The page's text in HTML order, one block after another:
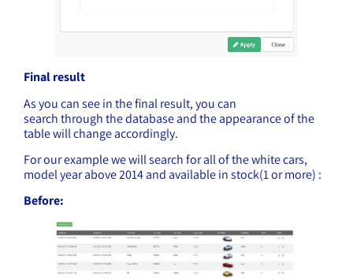
Final result
As you can see in the final result, you can
search through the database and the appearance of the
table will change accordingly.
For our example we will search for all of the white cars,
model year above 2014 and available in stock(1 or more) :
Before: